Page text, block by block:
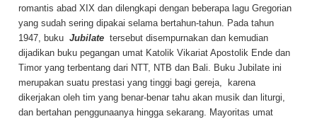
romantis abad XIX dan dilengkapi dengan beberapa lagu Gregorian
yang sudah sering dipakai selama bertahun-tahun. Pada tahun
1947, buku Jubilate tersebut disempurnakan dan kemudian
dijadikan buku pegangan umat Katolik Vikariat Apostolik Ende dan
Timor yang terbentang dari NTT, NTB dan Bali. Buku Jubilate ini
merupakan suatu prestasi yang tinggi bagi gereja, karena
dikerjakan oleh tim yang benar-benar tahu akan musik dan liturgi,
dan bertahan penggunaanya hingga sekarang. Mayoritas umat